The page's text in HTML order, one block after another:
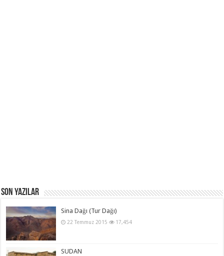
Son Yazılar
Sina Dağı (Tur Dağı)
22 Temmuz 2015 17,454
SUDAN